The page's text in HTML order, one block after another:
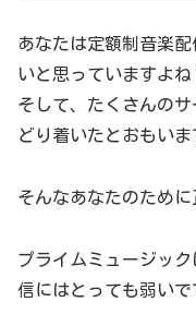
あなたは定額制音楽
いと思っていますよね
そして、たくさんの
どり着いたとおもいま
そんなあなたのために
プライムミュージッ
信にはとっても弱い